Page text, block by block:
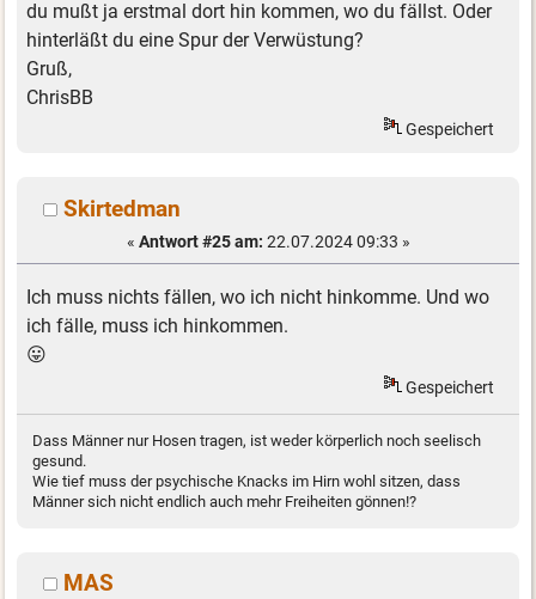
du mußt ja erstmal dort hin kommen, wo du fällst. Oder
hinterläßt du eine Spur der Verwüstung?
Gruß,
ChrisBB
Gespeichert
Skirtedman
« Antwort #25 am: 22.07.2024 09:33 »
Ich muss nichts fällen, wo ich nicht hinkomme. Und wo
ich fälle, muss ich hinkommen.
😛
Gespeichert
Dass Männer nur Hosen tragen, ist weder körperlich noch seelisch
gesund.
Wie tief muss der psychische Knacks im Hirn wohl sitzen, dass
Männer sich nicht endlich auch mehr Freiheiten gönnen!?
MAS